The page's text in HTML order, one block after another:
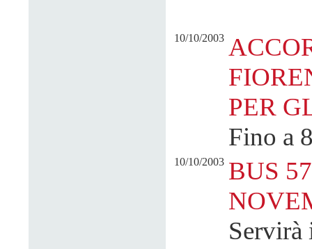
10/10/2003
PER
Fino a
10/10/2003 BUS
Servirà